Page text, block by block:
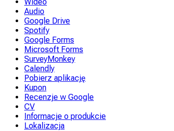
Audio
Google Drive
Spotify
Google Forms
Microsoft Forms
SurveyMonkey
Calendly
Pobierz aplikację
Kupon
Recenzje w Google
CV
Informacje o produkcie
Lokalizacja